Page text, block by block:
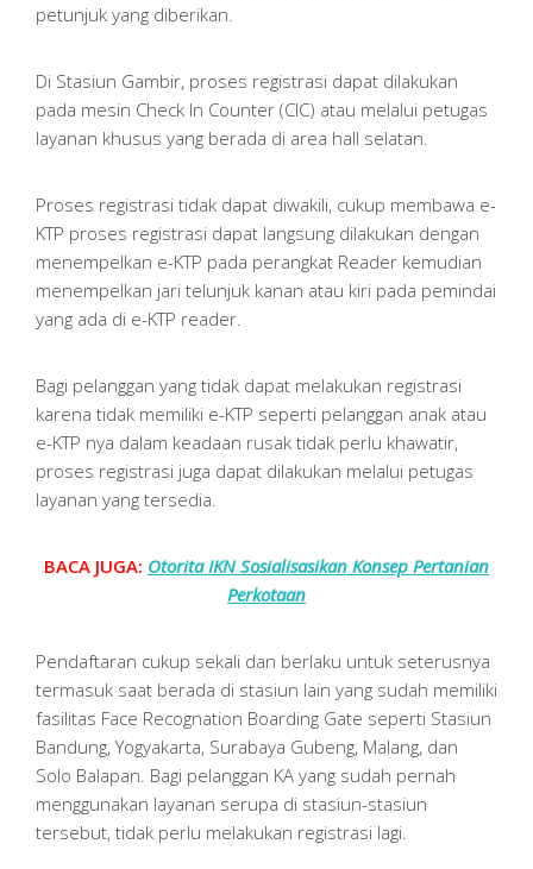
petunjuk yang diberikan.
Di Stasiun Gambir, proses registrasi dapat dilakukan
pada mesin Check In Counter (CIC) atau melalui petugas
layanan khusus yang berada di area hall selatan.
Proses registrasi tidak dapat diwakili, cukup membawa e-
KTP proses registrasi dapat langsung dilakukan dengan
menempelkan e-KTP pada perangkat Reader kemudian
menempelkan jari telunjuk kanan atau kiri pada pemindai
yang ada di e-KTP reader.
Bagi pelanggan yang tidak dapat melakukan registrasi
karena tidak memiliki e-KTP seperti pelanggan anak atau
e-KTP nya dalam keadaan rusak tidak perlu khawatir,
proses registrasi juga dapat dilakukan melalui petugas
layanan yang tersedia.
BACA JUGA: Otorita IKN Sosialisasikan Konsep Pertanian
Perkotaan
Pendaftaran cukup sekali dan berlaku untuk seterusnya
termasuk saat berada di stasiun lain yang sudah memiliki
fasilitas Face Recognation Boarding Gate seperti Stasiun
Bandung, Yogyakarta, Surabaya Gubeng, Malang, dan
Solo Balapan. Bagi pelanggan KA yang sudah pernah
menggunakan layanan serupa di stasiun-stasiun
tersebut, tidak perlu melakukan registrasi lagi.